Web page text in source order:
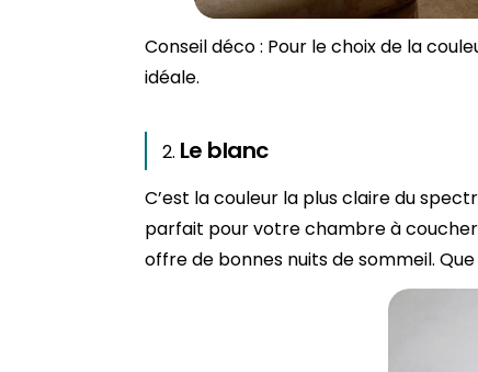
Conseil déco : Pour le choix de la
idéale.
Le blanc
C’est la couleur la plus claire du
parfait pour votre chambre à
offre de bonnes nuits de sommeil.